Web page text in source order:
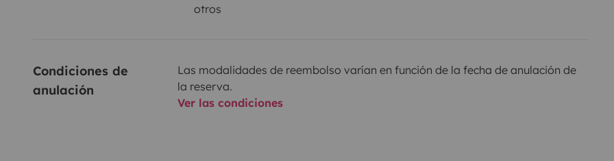
otros
Condiciones de
anulación
Las modalidades de reembolso varían en función de la fecha de anulación de
la reserva.
Ver las condiciones